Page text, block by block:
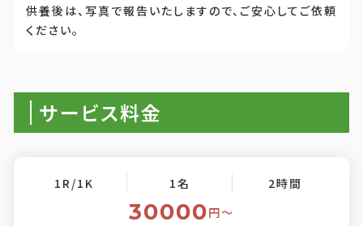
供養後は、写真で報告いたしますので、ご安心してご依頼
ください。
サービス料金
1R/1K 1名 2時間
30000円〜